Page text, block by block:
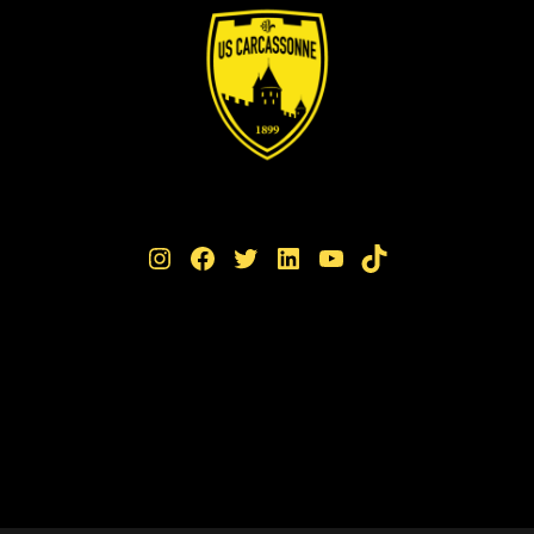
Instagram Facebook Twitter LinkedIn YouTube TikTok